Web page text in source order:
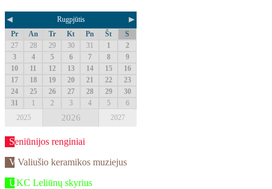
◄ Rugpjūtis ►
Pr An Tr Kt Pn Št
S
27
28 29 30 31 1
2
3
4 5 6 7 8
9
10
11 12 13 14 15
16
17
18 19 20 21 22
23
24
25 26 27 28 29
30
31
1 2 3 4 5
6
2025
2026 2027
Seniūnijos renginiai
V.Valiušio keramikos muziejus
UKC Leliūnų skyrius